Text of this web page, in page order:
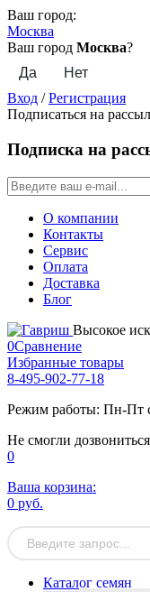
Ваш город:
Москва
Ваш город Москва?
Вход /Регистрация
Подписаться на
Подписка на
О компании
Контакты
Сервис
Оплата
Доставка
Блог
Высокое
0Сравнение
Избранные товары
8-495-902-77-18
Режим работы: Пн-Пт
Не смогли
0
Ваша корзина:
0 руб.
Каталог семян